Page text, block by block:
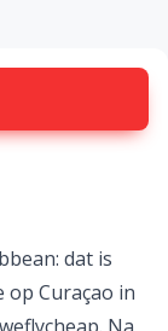
dat is
Curaçao